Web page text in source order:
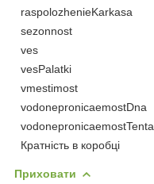
raspolozhenieKarkasa
sezonnost
ves
vesPalatki
vmestimost
vodonepronicaemostDna
vodonepronicaemostTenta
Кратність в коробці
Приховати